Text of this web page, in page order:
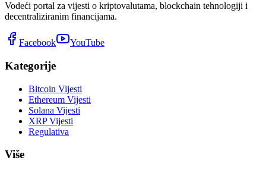
Vodeći portal za vijesti o kriptovalutama, blockchain tehnologiji i
decentraliziranim financijama.
Facebook YouTube
Kategorije
Bitcoin Vijesti
Ethereum Vijesti
Solana Vijesti
XRP Vijesti
Regulativa
Više